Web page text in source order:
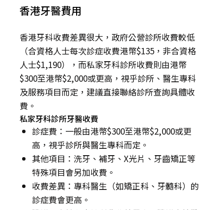
香港牙醫費用
香港牙科收費差異很大，政府公營診所收費較低
（合資格人士每次診症收費港幣$135，非合資格
人士$1,190），而私家牙科診所收費則由港幣
$300至港幣$2,000或更高，視乎診所、醫生專科
及服務項目而定，建議直接聯絡診所查詢具體收
費。
私家牙科診所牙醫收費
診症費：一般由港幣$300至港幣$2,000或更
高，視乎診所與醫生專科而定。
其他項目：洗牙、補牙、X光片、牙齒矯正等
特殊項目會另加收費。
收費差異：專科醫生（如矯正科、牙髓科）的
診症費會更高。